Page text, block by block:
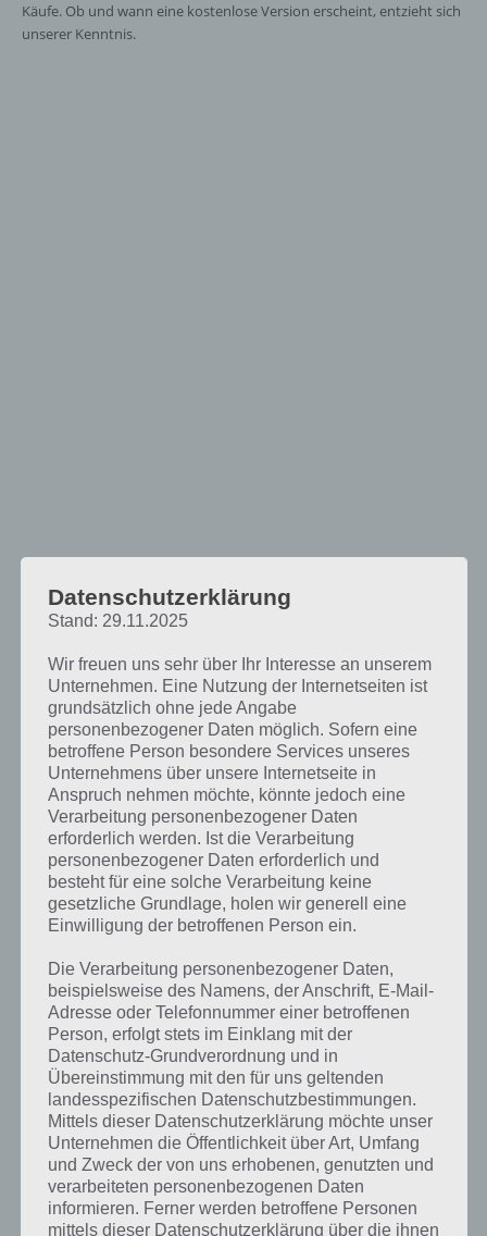
Käufe. Ob und wann eine kostenlose Version erscheint, entzieht sich
unserer Kenntnis.
Das erwartet dich in Color Magnet
Color Magnet
Screenshot – (c) The
One Pixel
In Color Magnet musst du durch
taktisches Platzieren von farbigen
Blöcken diese eliminieren. Dazu
entscheidest du dich für eine Reihe.
Wenn sich in der Reihe oder Zeile ein
Block mit derselben Farbe befindet,
werden alle Blöcke dazwischen
ebenfalls zu dieser Farbe. Bei 5 oder
mehr zusammenhängen
Farbblöcken, werden diese entfernt.
Befinden sich in der Reihe darunter
noch Blöcke, fallen diese einfach
Später kommen weitere Blöcke
hinzu, die mit einem Schloss und
einen Kreuz versehen sind. Dadurch
wird das Spiel immer komplexer.
Vorbei ist das Spiel, wenn ein Block
über die untere Linie gelangt (in den
Spielmodi Universal und Klassisch – dazu später mehr). Im übrigen
gibt es Color Magnet in zwei Farbschemata: Einmal hell und einmal
dunkel, was bestens für Abends geeignet ist, denn so blendet das
ganze nicht so stark.
Datenschutzerklärung
Stand: 29.11.2025
Wir freuen uns sehr über Ihr Interesse an unserem
Unternehmen. Eine Nutzung der Internetseiten ist
grundsätzlich ohne jede Angabe
personenbezogener Daten möglich. Sofern eine
betroffene Person besondere Services unseres
Unternehmens über unsere Internetseite in
Anspruch nehmen möchte, könnte jedoch eine
Verarbeitung personenbezogener Daten
erforderlich werden. Ist die Verarbeitung
personenbezogener Daten erforderlich und
besteht für eine solche Verarbeitung keine
gesetzliche Grundlage, holen wir generell eine
Einwilligung der betroffenen Person ein.
Die Verarbeitung personenbezogener Daten,
beispielsweise des Namens, der Anschrift, E-Mail-
Adresse oder Telefonnummer einer betroffenen
Person, erfolgt stets im Einklang mit der
Datenschutz-Grundverordnung und in
Übereinstimmung mit den für uns geltenden
landesspezifischen Datenschutzbestimmungen.
Mittels dieser Datenschutzerklärung möchte unser
Unternehmen die Öffentlichkeit über Art, Umfang
und Zweck der von uns erhobenen, genutzten und
verarbeiteten personenbezogenen Daten
informieren. Ferner werden betroffene Personen
mittels dieser Datenschutzerklärung über die ihnen